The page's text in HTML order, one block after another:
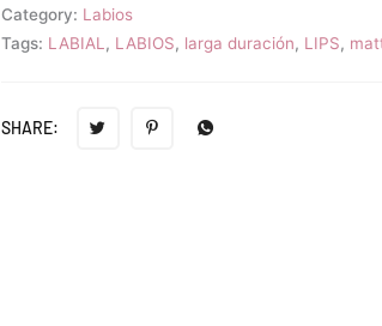
Category: Labios
Tags: LABIAL , LABIOS, larga duración, LIPS,
SHARE: